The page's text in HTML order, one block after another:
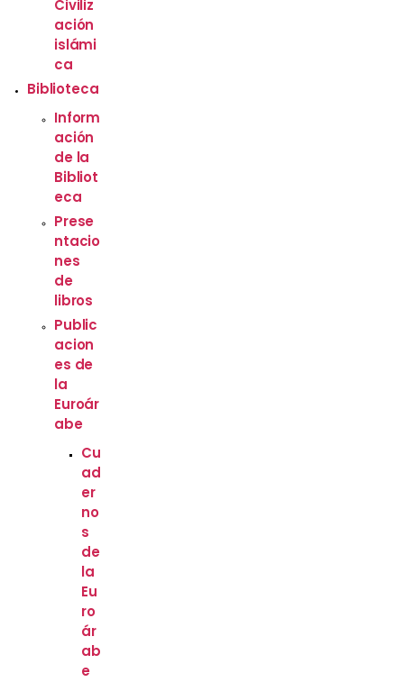
Civiliz
ación
islámi
ca
Biblioteca
Inform
ación
de la
Bibliot
eca
Prese
ntacio
nes
de
libros
Public
acion
es de
la
Euroár
abe
Cu
ad
er
no
s
de
la
Eu
ro
ár
ab
e